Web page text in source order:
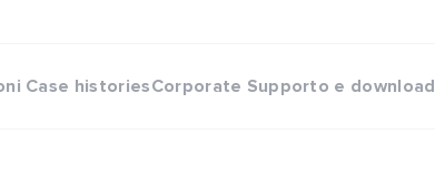
Case historiesCorporate Supporto e download